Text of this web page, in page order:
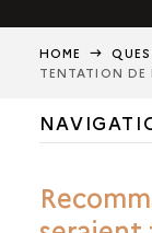
HOME
TENTATION DE
QUE FAIRE EN